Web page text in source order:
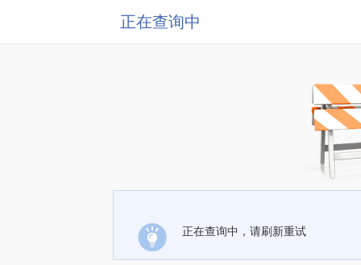
正在查询中
正在查询中，请刷新重试